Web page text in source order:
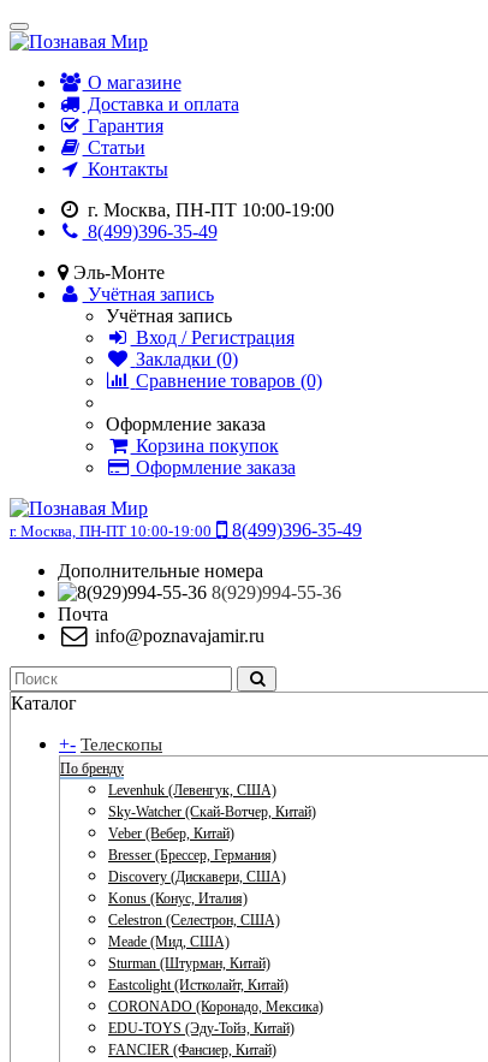
О магазине
Доставка и оплата
Гарантия
Статьи
Контакты
г. Москва, ПН-ПТ 10:00-19:00
8(499)396-35-49
Эль-Монте
Учётная запись
Учётная запись
Вход / Регистрация
Закладки (0)
Сравнение товаров (0)
Оформление заказа
Корзина покупок
Оформление заказа
г. Москва, ПН-ПТ 10:00-19:00
8(499)396-35-49
Дополнительные номера
8(929)994-55-36
Почта
info@poznavajamir.ru
Каталог
+- Телескопы
По бренду
Levenhuk (Левенгук, США)
Sky-Watcher (Скай-Вотчер, Китай)
Veber (Вебер, Китай)
Bresser (Брессер, Германия)
Discovery (Дискавери, США)
Konus (Конус, Италия)
Celestron (Селестрон, США)
Meade (Мид, США)
Sturman (Штурман, Китай)
Eastcolight (Истколайт, Китай)
CORONADO (Коронадо, Мексика)
EDU-TOYS (Эду-Тойз, Китай)
FANCIER (Фансиер, Китай)